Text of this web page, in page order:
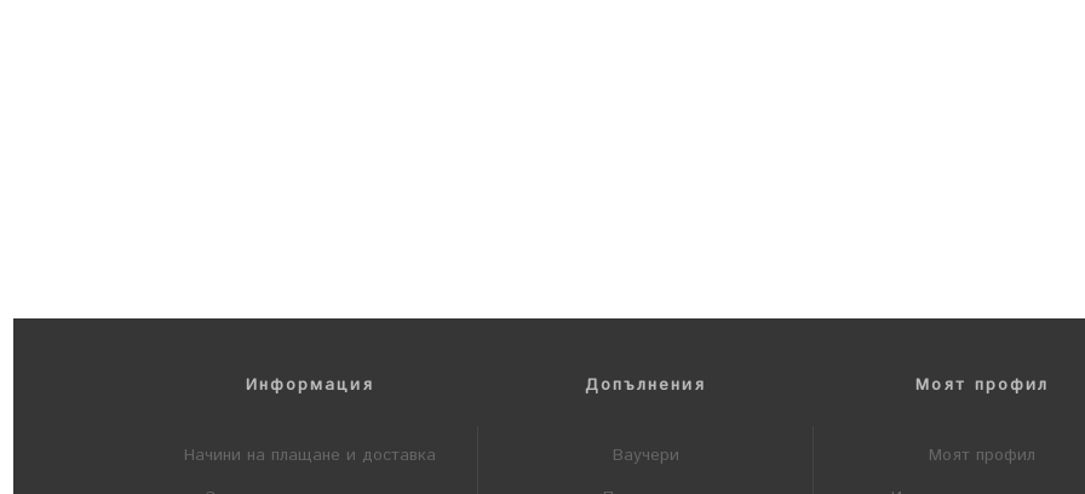
Информация
Начини на плащане и доставка
Допълнения
Ваучери
Моят профил
Моят профил